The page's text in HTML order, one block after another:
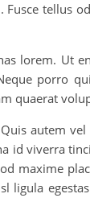
tellus
lorem. Ut
porro
quaerat
autem
id viverra